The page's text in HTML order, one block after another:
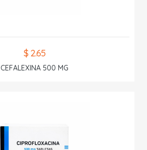
$ 2.65
CEFALEXINA 500 MG